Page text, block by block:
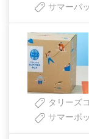
サマーバ
タリーズ
サマーボ